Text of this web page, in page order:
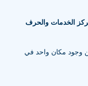
الخدمات والحرف
وجود مكان واحد في